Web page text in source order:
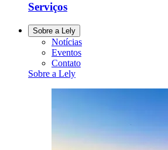
Serviços
Sobre a Lely
Notícias
Eventos
Contato
Sobre a Lely